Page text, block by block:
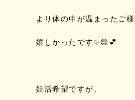
より体の中が温まったご様
嬉しかったです✨😌💕
妊活希望ですが、